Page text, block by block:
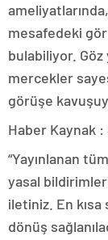
mesafedeki
bulabiliyor. Göz
mercekler
görüşe
Haber Kaynak :
“Yayınlanan
yasal
iletiniz. En
dönüş